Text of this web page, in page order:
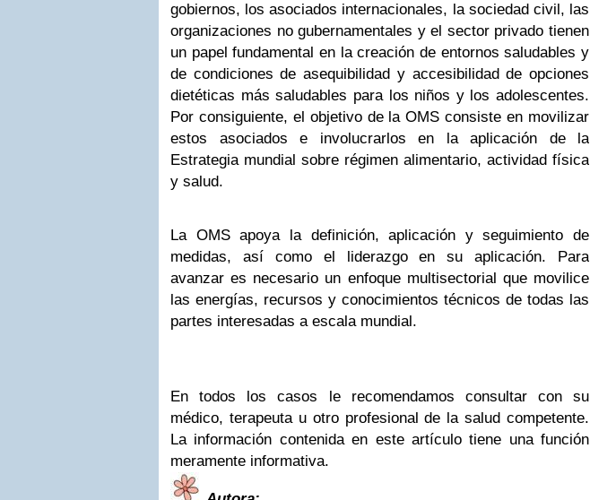
gobiernos, los asociados internacionales, la sociedad civil, las
organizaciones no gubernamentales y el sector privado tienen
un papel fundamental en la creación de entornos saludables y
de condiciones de asequibilidad y accesibilidad de opciones
dietéticas más saludables para los niños y los adolescentes.
Por consiguiente, el objetivo de la OMS consiste en movilizar
estos asociados e involucrarlos en la aplicación de la
Estrategia mundial sobre régimen alimentario, actividad física
y salud.
La OMS apoya la definición, aplicación y seguimiento de
medidas, así como el liderazgo en su aplicación. Para
avanzar es necesario un enfoque multisectorial que movilice
las energías, recursos y conocimientos técnicos de todas las
partes interesadas a escala mundial.
En todos los casos le recomendamos consultar con su
médico, terapeuta u otro profesional de la salud competente.
La información contenida en este artículo tiene una función
meramente informativa.